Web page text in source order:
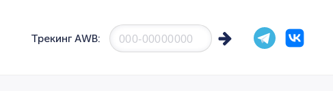
Трекинг AWB: